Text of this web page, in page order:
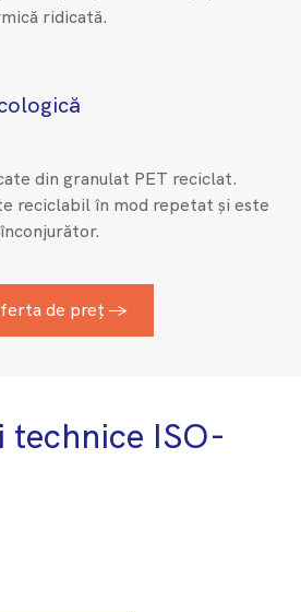
ridicată.
din granulat PET reciclat.
reciclabil în mod repetat și este
de preț →
technice ISO-